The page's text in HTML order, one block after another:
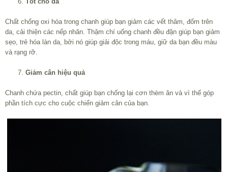
Chất chống oxi hóa trong chanh giúp bạn giảm các vết thâm, đốm trên
da, cải thiện các nếp nhăn. Thậm chí uống chanh đều đặn giúp bạn giảm
sẹo, trẻ hóa làn da, bởi nó giúp giải độc trong máu, giữ da bạn đều màu
và rạng rỡ.
Giảm cân hiệu quả
Chanh chứa pectin, chất giúp bạn chống lại cơn thèm ăn và vì thế góp
phần tích cực cho cuộc chiến giảm cân của bạn.